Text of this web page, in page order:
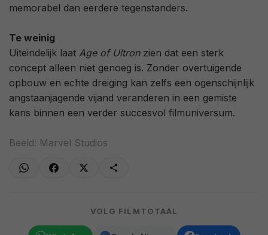
memorabel dan eerdere tegenstanders.
Te weinig
Uiteindelijk laat Age of Ultronzien dat een sterk
concept alleen niet genoeg is. Zonder overtuigende
opbouw en echte dreiging kan zelfs een ogenschijnlijk
angstaanjagende vijand veranderen in een gemiste
kans binnen een verder succesvol filmuniversum.
Beeld: Marvel Studios
VOLG FILMTOTAAL